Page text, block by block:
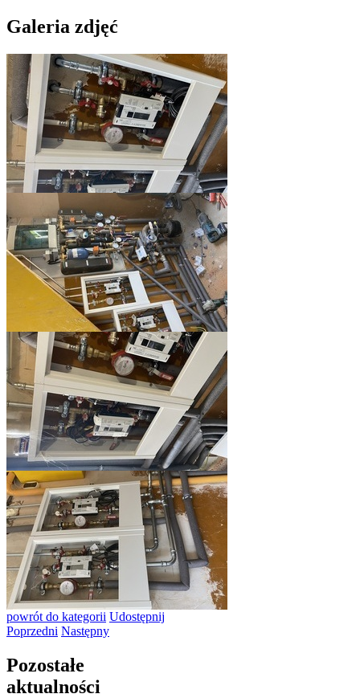
Galeria zdjęć
powrót do kategorii Udostępnij
Poprzedni Następny
Pozostałe
aktualności